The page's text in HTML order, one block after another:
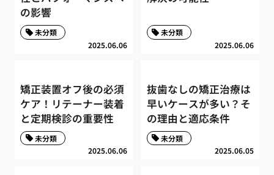
の影響
2025.06.06
未分類
2025.06.06
未分類
矯正装置オフ後の必須
ケア！リテーナー装着
と定期検診の重要性
2025.06.06
未分類
抜歯なしの矯正治療は
早いケースが多い？そ
の理由と適応条件
2025.06.05
未分類